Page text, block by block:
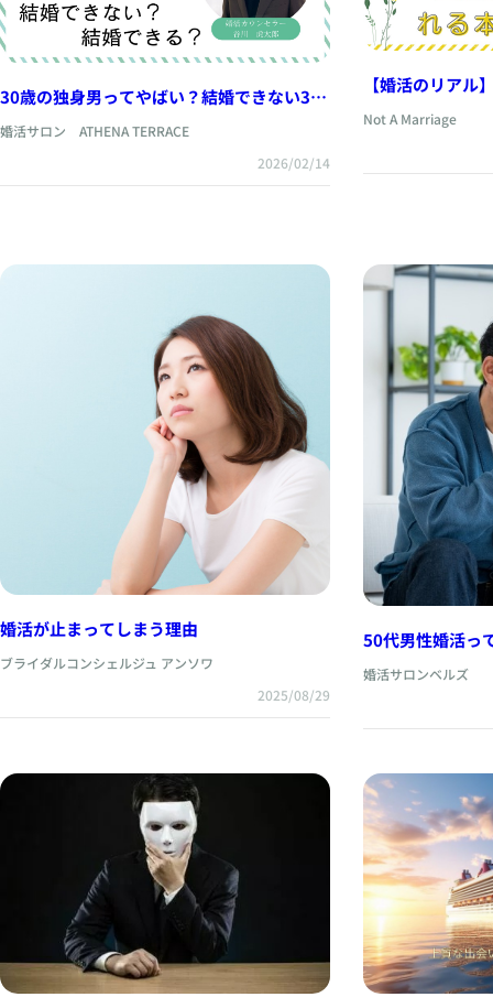
30歳の独身男ってやばい？結婚できない30
代の特徴5選
婚活サロン ATHENA TERRACE
2026/02/14
【婚活のリアル
Not A Marriage
婚活が止まってしまう理由
ブライダルコンシェルジュ アンソワ
2025/08/29
50代男性婚活っ
婚活サロンベルズ